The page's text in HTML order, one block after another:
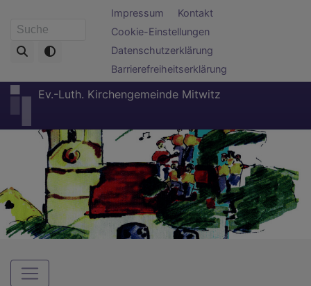
zum
Suche
Fußbereichsmenü
Impressum
Kontakt
Cookie-Einstellungen
Datenschutzerklärung
Barrierefreiheitserklärung
Ev.-Luth. Kirchengemeinde Mitwitz
Hauptnavigation